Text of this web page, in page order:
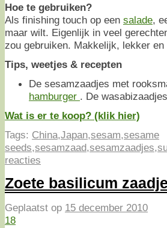
Hoe te gebruiken?
Als finishing touch op een salade,
maar wilt. Eigenlijk in veel
zou gebruiken. Makkelijk, lekker
Tips, weetjes & recepten
De sesamzaadjes met
hamburger . De
Wat is er te koop? (klik hier)
Tags: China,Japan,sesam,sesame
seeds,sesamzaad,sesamzaadjes,
reacties
Zoete basilicum
Geplaatst op 15 december 2010
18